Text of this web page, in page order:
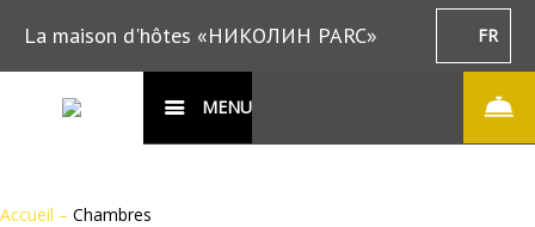
La maison d'hôtes «НИКОЛИН PARC» FR
MENU
Accueil – Chambres